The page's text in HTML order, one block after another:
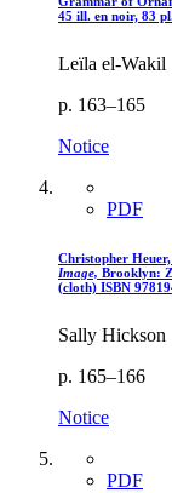
45 ill. en noir, 83
Leïla el-Wakil
p. 163–165
Notice
PDF
Christopher Heuer,
Image, Brooklyn:
(cloth) ISBN
Sally Hickson
p. 165–166
Notice
PDF